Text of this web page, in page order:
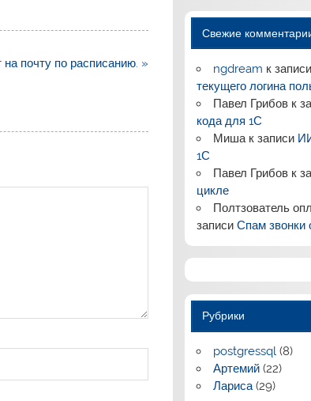
почту по расписанию. »
Свежие
ngdream к записи
текущего логина
Павел Грибов к
кода для 1С
Мишак записи
1С
Павел Грибов к
цикле
Полтзователь
записиСпам звонки
Рубрики
postgressql (8)
Артемий (22)
Лариса(29)